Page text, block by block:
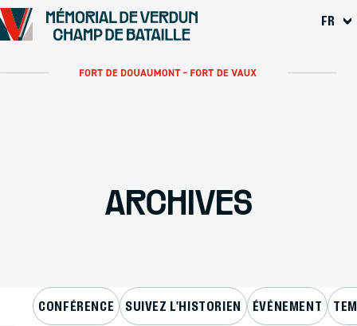
Se rendre au
Contenu principal
Pied de page
FR
ARCHIVES
CONFÉRENCE SUIVEZ L'HISTORIEN ÉVÉNEMENT